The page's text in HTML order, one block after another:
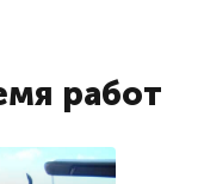
работ